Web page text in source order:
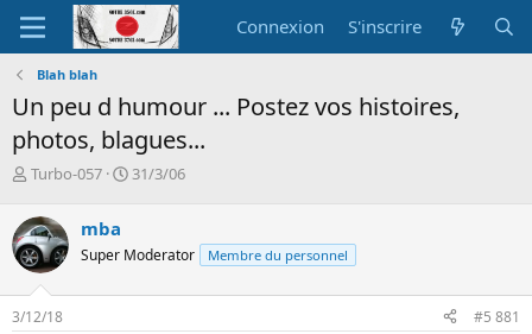
Connexion S'inscrire
Blah blah
Un peu d humour ... Postez vos histoires,
photos, blagues...
A
t
e
u
r
d
e
Turbo-057
D
d
d
31/3/06
mba
Super Moderator Membre du personnel
3/12/18 #5 881